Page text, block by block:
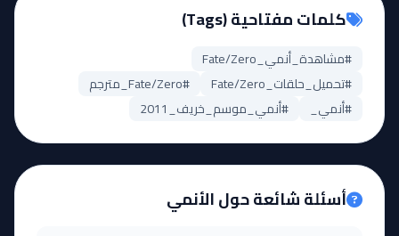
كلمات مفتاحية (Tags)
#مشاهدة_أنمي_Fate/Zero
#تحميل_حلقات_Fate/Zero
#Fate/Zero_مترجم
#أنمي_
#أنمي_موسم_خريف_2011
أسئلة شائعة حول الأنمي